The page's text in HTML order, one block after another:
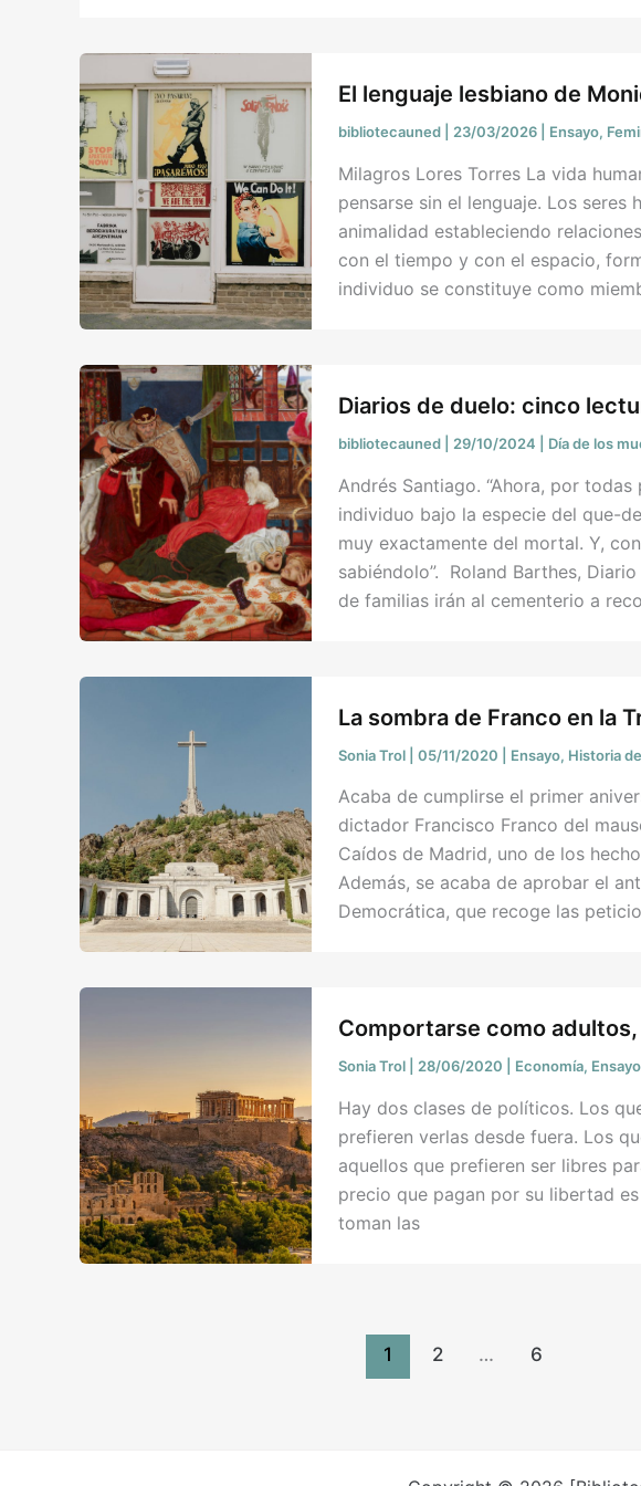
El lenguaje lesbiano de
bibliotecauned 23/03/2026 Ensayo,
Milagros Lores Torres La vida
pensarse sin el lenguaje. Los seres
animalidad estableciendo
con el tiempo y con el espacio,
individuo se constituye como
Diarios de duelo: cinco
bibliotecauned 29/10/2024 Día de los
Andrés Santiago. “Ahora, por
individuo bajo la especie del que-
muy exactamente del mortal. Y,
sabiéndolo”. Roland Barthes,
de familias irán al cementerio a
La sombra de Franco en la
Sonia Trol 05/11/2020 Ensayo, Historia
Acaba de cumplirse el primer
dictador Francisco Franco del
Caídos de Madrid, uno de los
Además, se acaba de aprobar el
Democrática, que recoge las
Comportarse como adultos,
Sonia Trol 28/06/2020 Economía, Ensayo
Hay dos clases de políticos. Los
prefieren verlas desde fuera. Los
aquellos que prefieren ser libres
precio que pagan por su libertad
toman las
1 2 … 6